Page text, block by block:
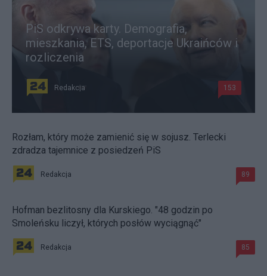
PiS odkrywa karty. Demografia,
mieszkania, ETS, deportacje Ukraińców i
rozliczenia
Redakcja 153
Rozłam, który może zamienić się w sojusz. Terlecki
zdradza tajemnice z posiedzeń PiS
Redakcja 89
Hofman bezlitosny dla Kurskiego. "48 godzin po
Smoleńsku liczył, których posłów wyciągnąć"
Redakcja 85